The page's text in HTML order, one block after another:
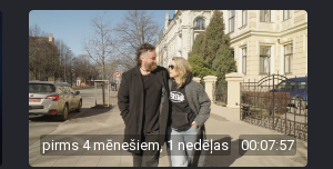
pirms 4 mēnešiem, 1 nedēļas 00:07:57